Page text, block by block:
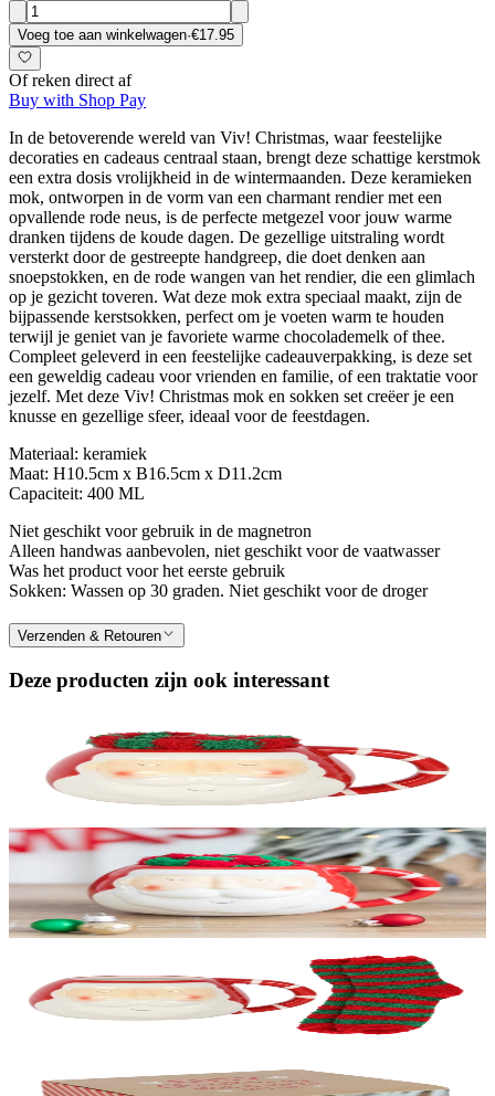
Voeg toe aan winkelwagen·€17.95
Of reken direct af
Buy with Shop Pay
In de betoverende wereld van Viv! Christmas, waar feestelijke
decoraties en cadeaus centraal staan, brengt deze schattige kerstmok
een extra dosis vrolijkheid in de wintermaanden. Deze keramieken
mok, ontworpen in de vorm van een charmant rendier met een
opvallende rode neus, is de perfecte metgezel voor jouw warme
dranken tijdens de koude dagen. De gezellige uitstraling wordt
versterkt door de gestreepte handgreep, die doet denken aan
snoepstokken, en de rode wangen van het rendier, die een glimlach
op je gezicht toveren. Wat deze mok extra speciaal maakt, zijn de
bijpassende kerstsokken, perfect om je voeten warm te houden
terwijl je geniet van je favoriete warme chocolademelk of thee.
Compleet geleverd in een feestelijke cadeauverpakking, is deze set
een geweldig cadeau voor vrienden en familie, of een traktatie voor
jezelf. Met deze Viv! Christmas mok en sokken set creëer je een
knusse en gezellige sfeer, ideaal voor de feestdagen.
Materiaal: keramiek
Maat: H10.5cm x B16.5cm x D11.2cm
Capaciteit: 400 ML
Niet geschikt voor gebruik in de magnetron
Alleen handwas aanbevolen, niet geschikt voor de vaatwasser
Was het product voor het eerste gebruik
Sokken: Wassen op 30 graden. Niet geschikt voor de droger
Verzenden & Retouren
Deze producten zijn ook interessant